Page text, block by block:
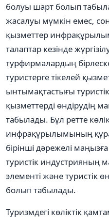
болуы шарт болып
жасалуы мүмкін емес,
қызметтер
талаптар кезінде
турфирмалардың
туристерге тікелей
ынтымақтастығы
қызметтерді өндірудің
табылады. Бұл ретте
инфрақұрылымының
бірінші дәрежелі
туристік индустрияның
элементі және туристік
болып табылады.
Туризмдегі көліктік